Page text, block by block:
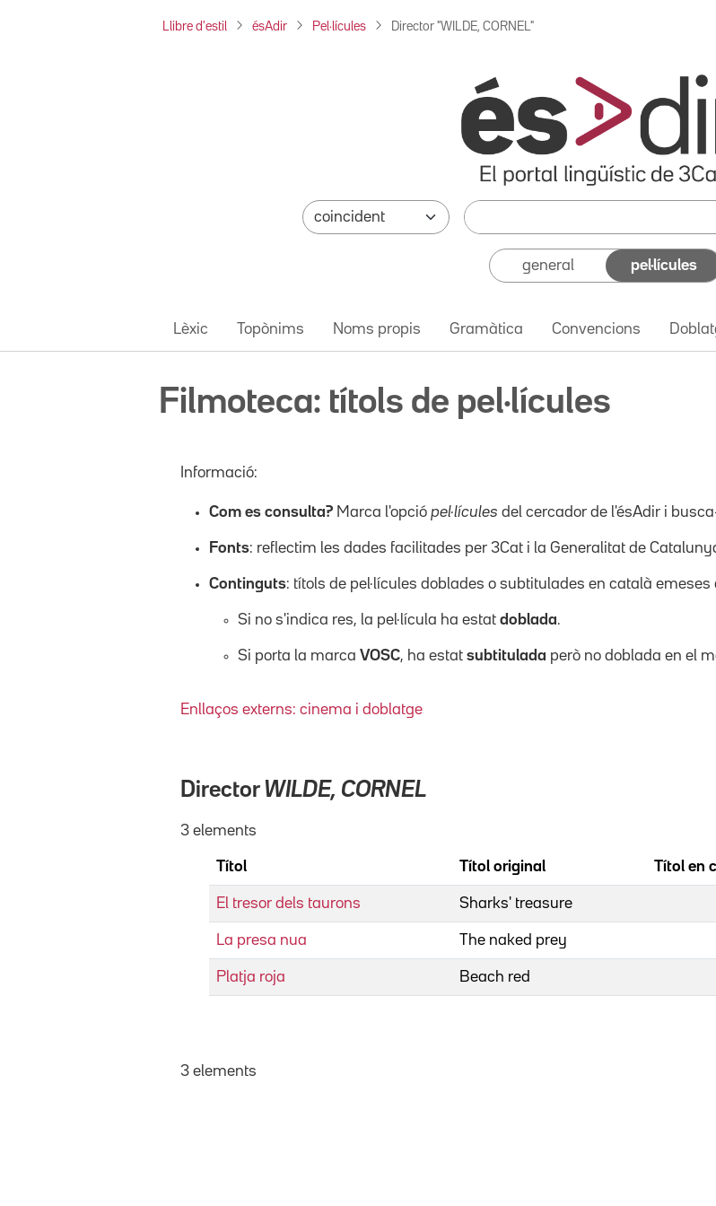
Llibre d'estil ésAdir Pel·lícules Director "WILDE, CORNEL"
general pel·lícules
Lèxic Topònims Noms propis Gramàtica Convencions
Filmoteca: títols de pel·lícules
Informació:
Com es consulta? Marca l'opció pel·lícules del cercador de l'ésAdir i
Fonts: reflectim les dades facilitades per 3Cat i la Generalitat de
Continguts: títols de pel·lícules doblades o subtitulades en català
Si no s'indica res, la pel·lícula ha estat doblada.
Si porta la marca VOSC, ha estat subtitulada però no doblada en el
Enllaços externs: cinema i doblatge
Director WILDE, CORNEL
3 elements
Títol Títol original Títol en
El tresor dels taurons Sharks' treasure
La presa nua The naked prey
Platja roja Beach red
3 elements